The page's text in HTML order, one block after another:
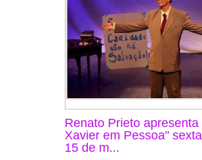
Renato Prieto apresenta
Xavier em Pessoa"
15 de m...